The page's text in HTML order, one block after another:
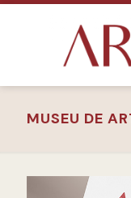
MUSEU DE